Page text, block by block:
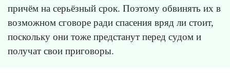
причём на серьёзный срок. Поэтому обвинять их в
возможном сговоре ради спасения вряд ли стоит,
поскольку они тоже предстанут перед судом и
получат свои приговоры.